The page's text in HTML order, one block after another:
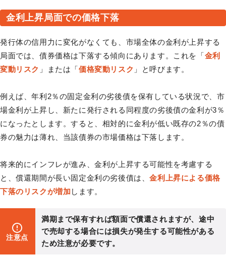
金利上昇局面での価格下落
発行体の信用力に変化がなくても、市場全体の金利が上昇する
局面では、債券価格は下落する傾向にあります。これを「金利
変動リスク 」または「価格変動リスク 」と呼びます。
例えば、年利2％の固定金利の劣後債を保有している状況で、市
場金利が上昇し、新たに発行される同程度の劣後債の金利が3％
になったとします。すると、相対的に金利が低い既存の2％の債
券の魅力は薄れ、当該債券の市場価格は下落します。
将来的にインフレが進み、金利が上昇する可能性を考慮する
と、償還期間が長い固定金利の劣後債は、金利上昇による価格
下落のリスクが増加 します。
注意点
満期まで保有すれば額面で償還されますが、途中
で売却する場合には損失が発生する可能性がある
ため注意が必要です。